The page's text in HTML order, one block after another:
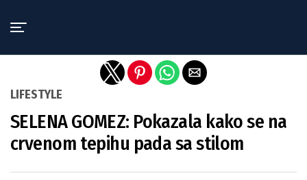
LIFESTYLE
SELENA GOMEZ: Pokazala kako se na
crvenom tepihu pada sa stilom